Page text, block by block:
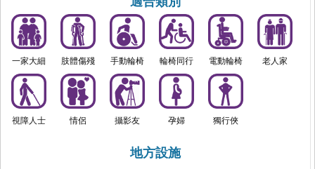
一家大細 肢體傷殘 手動輪椅 輪椅同行 電動輪椅 老人家
視障人士 情侶 攝影友 孕婦 獨行俠
地方設施